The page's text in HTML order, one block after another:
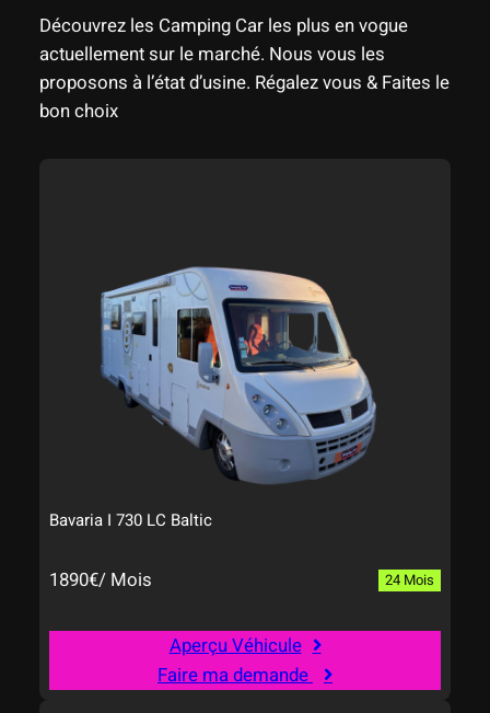
Découvrez les Camping Car les plus en vogue
actuellement sur le marché. Nous vous les
proposons à l’état d’usine. Régalez vous & Faites le
bon choix
Bavaria I 730 LC Baltic
1890€/ Mois 24 Mois
Aperçu Véhicule
Faire ma demande